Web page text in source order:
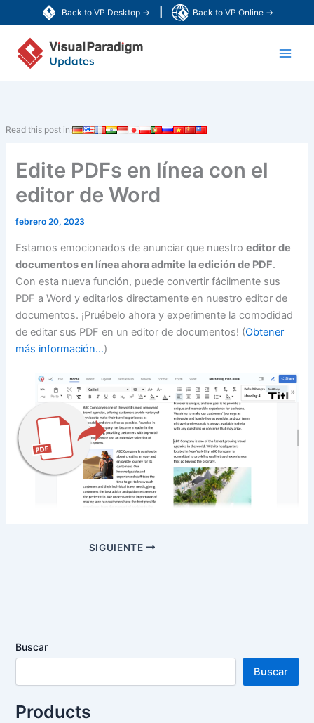
Back to VP Desktop → Back to VP Online →
al
contenido
Read this post in:
Edite PDFs en línea con el
editor de Word
febrero 20, 2023
Estamos emocionados de anunciar que nuestroeditor de
documentos en línea ahora admite la edición de PDF.
Con esta nueva función, puede convertir fácilmente sus
PDF a Word y editarlos directamente en nuestro editor de
documentos. ¡Pruébelo ahora y experimente la comodidad
de editar sus PDF en un editor de documentos! (Obtener
más información…)
SIGUIENTE
Buscar
Buscar
Products